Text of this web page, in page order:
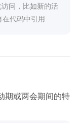
去了重新发版的工
构建，不能基于
来，提前放到cdn
问，比如新的活
代码中引用
期或两会期间的特